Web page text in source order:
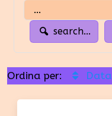
search...
Ordina per: Data